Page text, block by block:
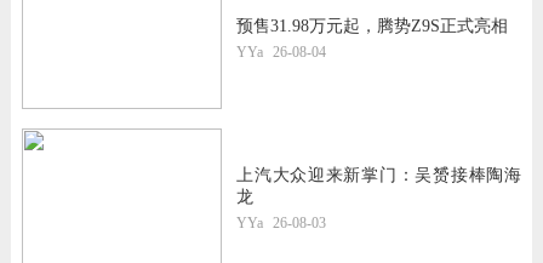
预售31.98万元起，腾势Z9S正式亮相
YYa 26-08-04
上汽大众迎来新掌门：吴赟接棒陶海
龙
YYa 26-08-03